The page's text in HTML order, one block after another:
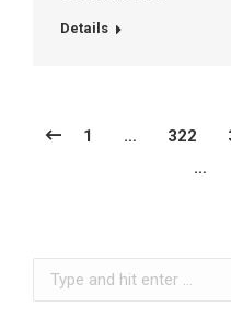
Details
1 … 322
…
Search: